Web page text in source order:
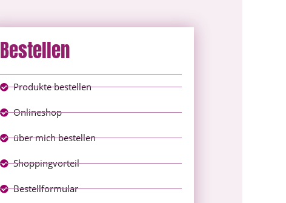
Bestellen
Produkte bestellen
Onlineshop
über mich bestellen
Shoppingvorteil
Bestellformular